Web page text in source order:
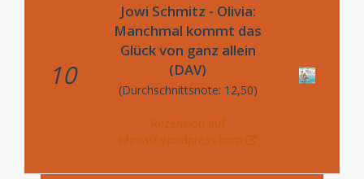
10
Jowi Schmitz - Olivia:
Manchmal kommt das
Glück von ganz allein
(DAV)
(Durchschnittsnote: 12,50)
Rezension auf
ohrcast.wordpress.com